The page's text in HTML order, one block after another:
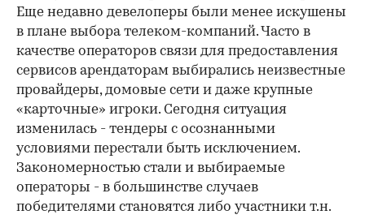
Еще недавно девелоперы были менее искушены
в плане выбора телеком-компаний. Часто в
качестве операторов связи для предоставления
сервисов арендаторам выбирались неизвестные
провайдеры, домовые сети и даже крупные
«карточные» игроки. Сегодня ситуация
изменилась - тендеры с осознанными
условиями перестали быть исключением.
Закономерностью стали и выбираемые
операторы - в большинстве случаев
победителями становятся либо участники т.н.